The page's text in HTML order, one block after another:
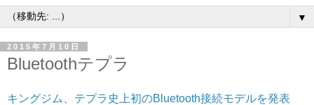
▼
2015年7月10日
Bluetoothテプラ
キングジム、テプラ史上初のBluetooth接続モデルを発表